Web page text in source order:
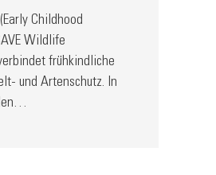
Childhood
Wildlife
frühkindliche
und Artenschutz. In